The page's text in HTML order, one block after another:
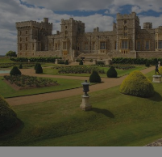
se v něm 800
se v živý plot